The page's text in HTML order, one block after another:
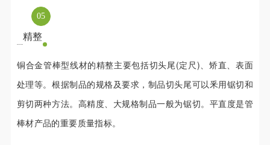
05
精整
铜合金管棒型线材的精整主要包括切头尾(定尺)、矫直、表面
处理等。根据制品的规格及要求，制品切头尾可以釆用锯切和
剪切两种方法。高精度、大规格制品一般为锯切。平直度是管
棒材产品的重要质量指标。